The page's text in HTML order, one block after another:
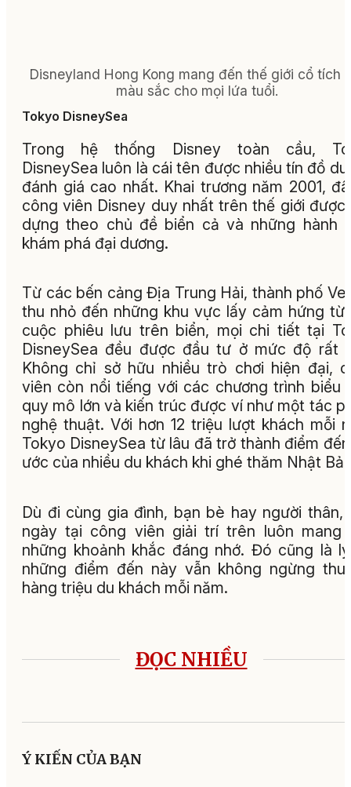
Disneyland Hong Kong mang đến thế giới cổ tích
màu sắc cho mọi lứa tuổi.
Tokyo DisneySea
Trong hệ thống Disney toàn cầu,
DisneySea luôn là cái tên được nhiều tín đồ
đánh giá cao nhất. Khai trương năm 2001,
công viên Disney duy nhất trên thế giới được
dựng theo chủ đề biển cả và những hành
khám phá đại dương.
Từ các bến cảng Địa Trung Hải, thành phố
thu nhỏ đến những khu vực lấy cảm hứng từ
cuộc phiêu lưu trên biển, mọi chi tiết tại
DisneySea đều được đầu tư ở mức độ rất
Không chỉ sở hữu nhiều trò chơi hiện đại,
viên còn nổi tiếng với các chương trình biểu
quy mô lớn và kiến trúc được ví như một tác
nghệ thuật. Với hơn 12 triệu lượt khách mỗi
Tokyo DisneySea từ lâu đã trở thành điểm
ước của nhiều du khách khi ghé thăm Nhật
Dù đi cùng gia đình, bạn bè hay người thân,
ngày tại công viên giải trí trên luôn mang
những khoảnh khắc đáng nhớ. Đó cũng là
những điểm đến này vẫn không ngừng thu
hàng triệu du khách mỗi năm.
ĐỌC NHIỀU
Ý KIẾN CỦA BẠN